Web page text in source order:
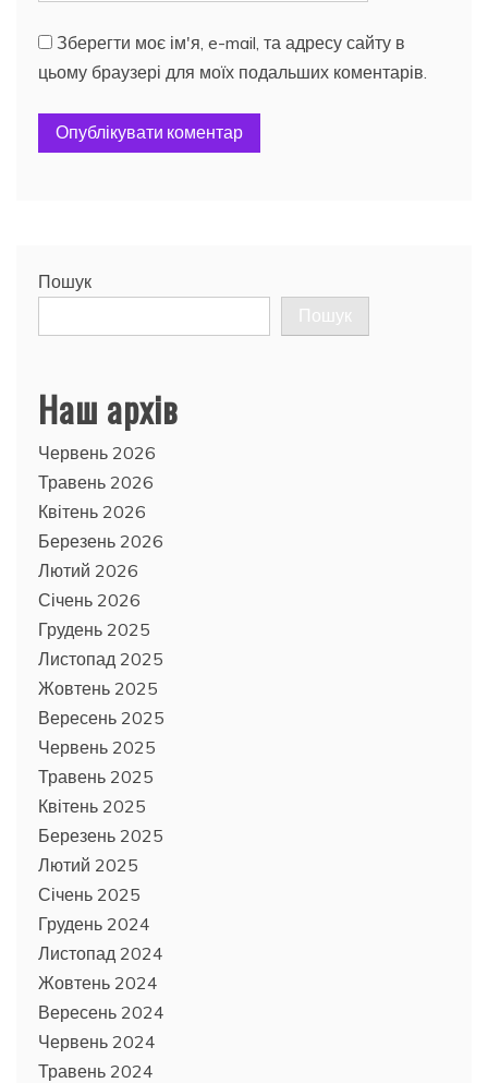
Зберегти моє ім'я, e-mail, та адресу сайту в
цьому браузері для моїх подальших коментарів.
Пошук
Пошук
Наш архів
Червень 2026
Травень 2026
Квітень 2026
Березень 2026
Лютий 2026
Січень 2026
Грудень 2025
Листопад 2025
Жовтень 2025
Вересень 2025
Червень 2025
Травень 2025
Квітень 2025
Березень 2025
Лютий 2025
Січень 2025
Грудень 2024
Листопад 2024
Жовтень 2024
Вересень 2024
Червень 2024
Травень 2024